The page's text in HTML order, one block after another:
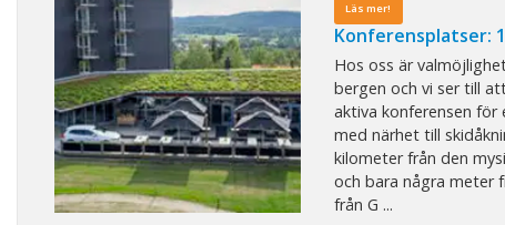
Läs mer!
Konferensplatser:
Hos oss är
bergen och vi ser till
aktiva konferensen för
med närhet till
kilometer från den
och bara några meter
från G ...